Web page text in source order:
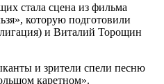
стала сцена из фильма
которую подготовили
и Виталий Торощин
и зрители спели песню
каретном».